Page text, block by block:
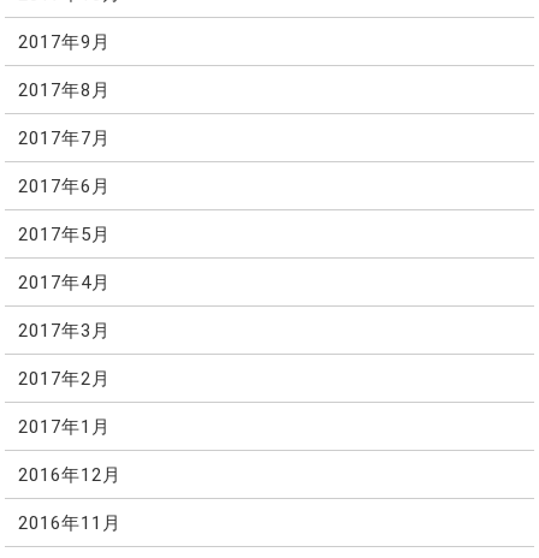
2017年9月
2017年8月
2017年7月
2017年6月
2017年5月
2017年4月
2017年3月
2017年2月
2017年1月
2016年12月
2016年11月